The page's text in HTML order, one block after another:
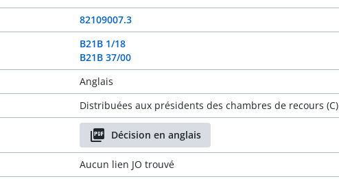
82109007.3
B21B 1/18
B21B 37/00
Anglais
Distribuées aux présidents des chambres de recours (C)
Décision en anglais
Aucun lien JO trouvé